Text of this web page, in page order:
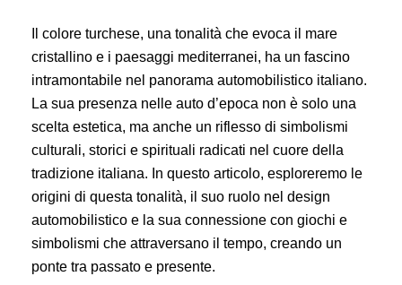
Il colore turchese, una tonalità che evoca il mare
cristallino e i paesaggi mediterranei, ha un fascino
intramontabile nel panorama automobilistico italiano.
La sua presenza nelle auto d’epoca non è solo una
scelta estetica, ma anche un riflesso di simbolismi
culturali, storici e spirituali radicati nel cuore della
tradizione italiana. In questo articolo, esploreremo le
origini di questa tonalità, il suo ruolo nel design
automobilistico e la sua connessione con giochi e
simbolismi che attraversano il tempo, creando un
ponte tra passato e presente.